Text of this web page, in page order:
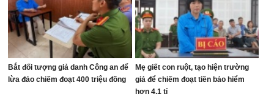
Bắt đối tượng giả danh Công an để
lừa đảo chiếm đoạt 400 triệu đồng
Mẹ giết con ruột, tạo hiện trường
giả để chiếm đoạt tiền bảo hiểm
hơn 4,1 tỉ